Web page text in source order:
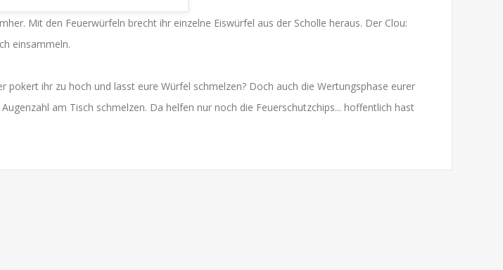
Mit den Feuerwürfeln brecht ihr einzelne Eiswürfel aus der Scholle heraus. Der Clou:
einsammeln.
ihr zu hoch und lasst eure Würfel schmelzen? Doch auch die Wertungsphase eurer
am Tisch schmelzen. Da helfen nur noch die Feuerschutzchips... hoffentlich hast